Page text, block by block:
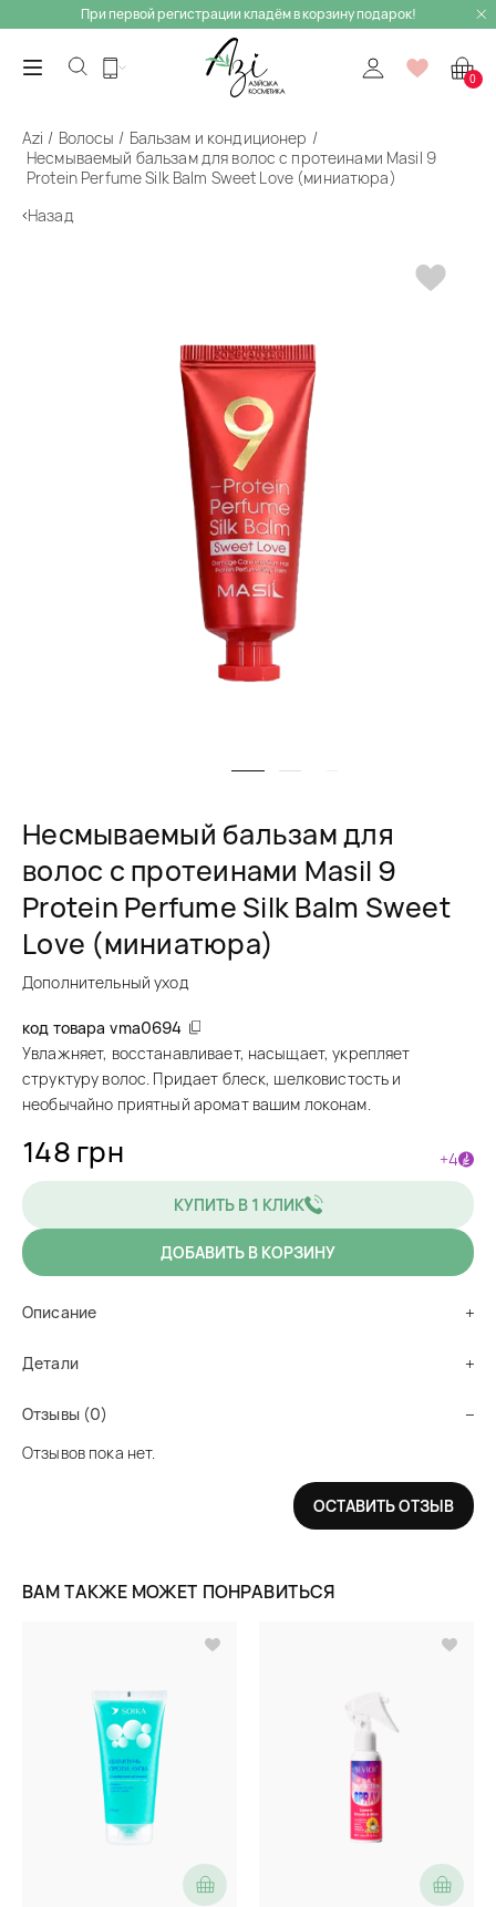
При первой регистрации кладём в корзину подарок!
0
Azi Волосы
Бальзам и кондиционер
Несмываемый бальзам для волос с протеинами Masil 9
Protein Perfume Silk Balm Sweet Love (миниатюра)
Назад
Несмываемый бальзам для
волос с протеинами Masil 9
Protein Perfume Silk Balm Sweet
Love (миниатюра)
Дополнительный уход
код товара vma0694
Увлажняет, восстанавливает, насыщает, укрепляет
структуру волос. Придает блеск, шелковистость и
необычайно приятный аромат вашим локонам.
148 грн +4
КУПИТЬ В 1 КЛИК
ДОБАВИТЬ В КОРЗИНУ
Описание
Детали
Отзывы (0)
Отзывов пока нет.
ОСТАВИТЬ ОТЗЫВ
ВАМ ТАКЖЕ МОЖЕТ ПОНРАВИТЬСЯ